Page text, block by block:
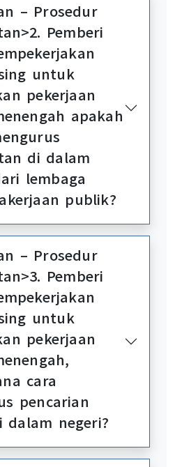
– Prosedur
Pemberi
untuk
pekerjaan
apakah
di dalam
lembaga
publik?
– Prosedur
Pemberi
untuk
pekerjaan
cara
pencarian
dalam negeri?